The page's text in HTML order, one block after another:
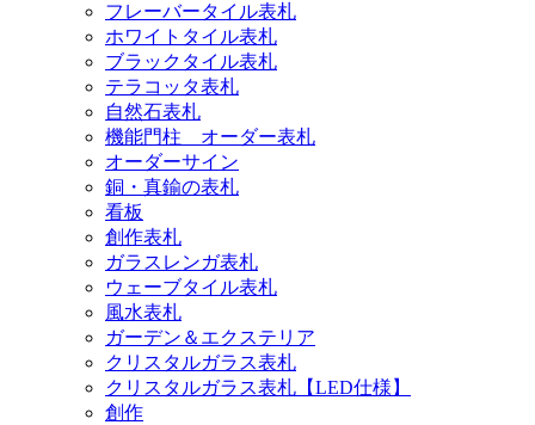
フレーバータイル表札
ホワイトタイル表札
ブラックタイル表札
テラコッタ表札
自然石表札
機能門柱 オーダー表札
オーダーサイン
銅・真鍮の表札
看板
創作表札
ガラスレンガ表札
ウェーブタイル表札
風水表札
ガーデン＆エクステリア
クリスタルガラス表札
クリスタルガラス表札【LED仕様】
創作